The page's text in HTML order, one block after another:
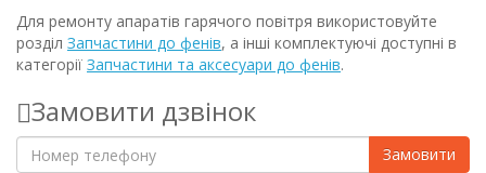
Для ремонту апаратів гарячого повітря використовуйте
розділ Запчастини до фенів, а інші комплектуючі доступні в
категорії Запчастини та аксесуари до фенів.
Замовити дзвінок
Замовити